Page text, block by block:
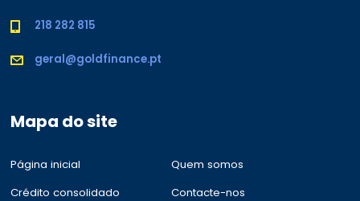
218 282 815
geral@goldfinance.pt
Mapa do site
Página inicial
Crédito consolidado
Quem somos
Contacte-nos